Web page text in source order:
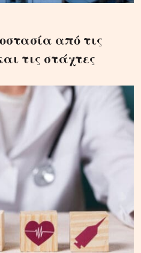
από τις
τις στάχτες